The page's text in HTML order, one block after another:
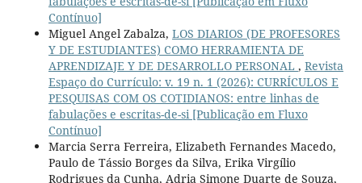
Contínuo]
Miguel Angel Zabalza, LOS DIARIOS (DE PROFESORES
Y DE ESTUDIANTES) COMO HERRAMIENTA DE
APRENDIZAJE Y DE DESARROLLO PERSONAL , Revista
Espaço do Currículo: v. 19 n. 1 (2026): CURRÍCULOS E
PESQUISAS COM OS COTIDIANOS: entre linhas de
fabulações e escritas-de-si [Publicação em Fluxo
Contínuo]
Marcia Serra Ferreira, Elizabeth Fernandes Macedo,
Paulo de Tássio Borges da Silva, Erika Virgílio
Rodrigues da Cunha, Adria Simone Duarte de Souza,